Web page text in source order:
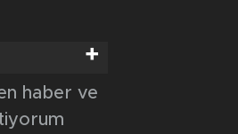
+
haber ve